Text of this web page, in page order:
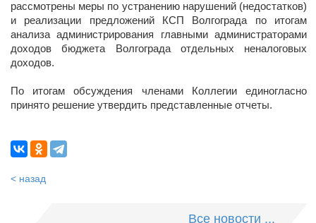
рассмотрены меры по устранению нарушений (недостатков)
и реализации предложений КСП Волгограда по итогам
анализа администрирования главными администраторами
доходов бюджета Волгограда отдельных неналоговых
доходов.
По итогам обсуждения членами Коллегии единогласно
принято решение утвердить представленные отчеты.
< назад
Все новости ...